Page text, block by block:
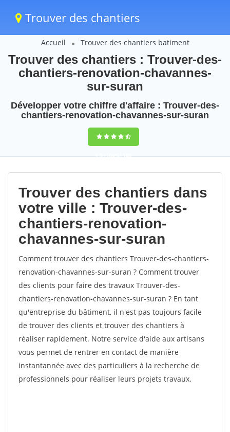
Trouver des chantiers
Accueil Trouver des chantiers batiment
Trouver des chantiers : Trouver-des-
chantiers-renovation-chavannes-
sur-suran
Développer votre chiffre d'affaire : Trouver-des-
chantiers-renovation-chavannes-sur-suran
9,5(100%)106
votes
Trouver des chantiers dans
votre ville : Trouver-des-
chantiers-renovation-
chavannes-sur-suran
Comment trouver des chantiers Trouver-des-chantiers-
renovation-chavannes-sur-suran ? Comment trouver
des clients pour faire des travaux Trouver-des-
chantiers-renovation-chavannes-sur-suran ? En tant
qu'entreprise du bâtiment, il n'est pas toujours facile
de trouver des clients et trouver des chantiers à
réaliser rapidement. Notre service d'aide aux artisans
vous permet de rentrer en contact de manière
instantannée avec des particuliers à la recherche de
professionnels pour réaliser leurs projets travaux.